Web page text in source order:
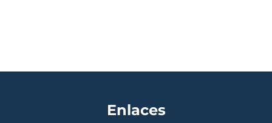
Enlaces